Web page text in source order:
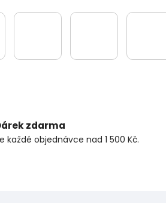
zdarma
každé objednávce nad 1 500 Kč.